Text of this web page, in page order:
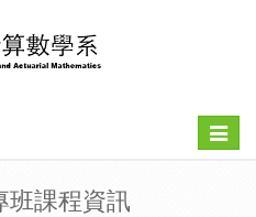
Toggle
班課程資訊